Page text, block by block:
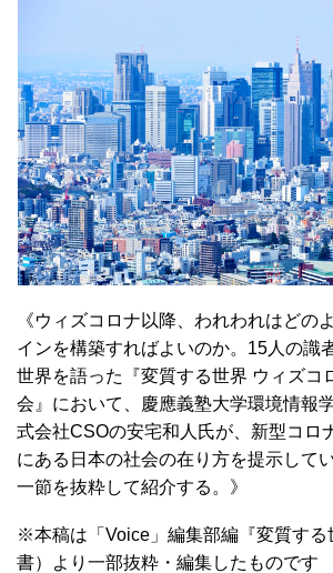
《ウィズコロナ以降、われわれはどの
インを構築すればよいのか。15人の識
世界を語った『変質する世界 ウィズコ
会』において、慶應義塾大学環境情報
式会社CSOの安宅和人氏が、新型コロ
にある日本の社会の在り方を提示して
一節を抜粋して紹介する。》
※本稿は「Voice」編集部編『変質する
書）より一部抜粋・編集したものです